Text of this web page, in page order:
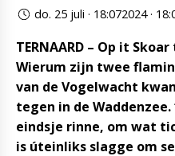
do. 25 juli · 18:072024 ·
TERNAARD – Op it
Wierum zijn twee
van de Vogelwacht
tegen in de
eindsje rinne, om wat
is úteinliks slagge om